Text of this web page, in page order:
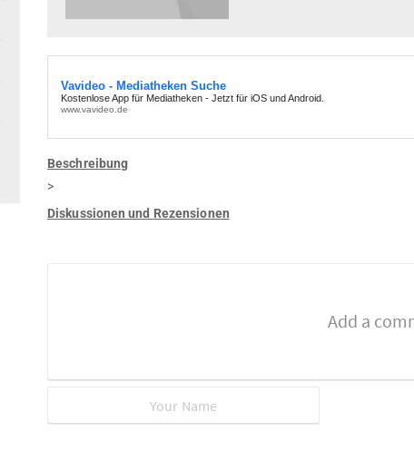
Beschreibung
>
Diskussionen und Rezensionen